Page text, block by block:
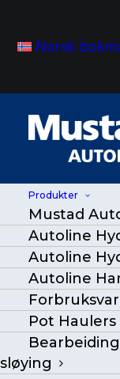
Norsk
Produkter
Mustad
Autoline
Autoline
Autoline
Pot Haulers
sløying